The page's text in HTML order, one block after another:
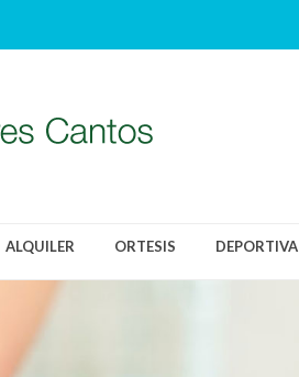
ALQUILER ORTESIS DEPORTIVA